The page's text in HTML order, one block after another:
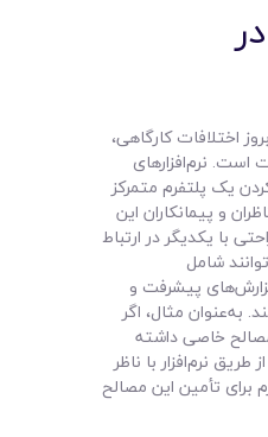
اختلافات کارگاهی،
است. نرم‌افزارهای
یک پلتفرم متمرکز
و پیمانکاران این
با یکدیگر در ارتباط
شامل
پیشرفت و
به‌عنوان مثال، اگر
مصالح خاصی داشته
طریق نرم‌افزار با ناظر
برای تأمین این مصالح